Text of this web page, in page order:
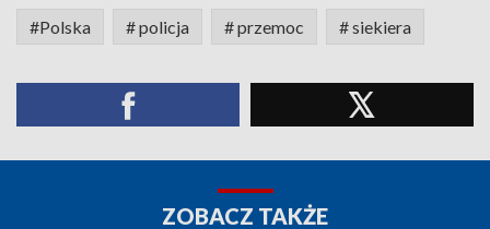
#Polska # policja # przemoc # siekiera
ZOBACZ TAKŻE